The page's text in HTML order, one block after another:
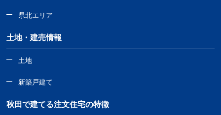
県北エリア
土地・建売情報
土地
新築戸建て
秋田で建てる注文住宅の特徴